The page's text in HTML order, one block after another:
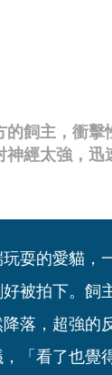
飼主，衝擊
經太強，迅
耍的愛貓，
被拍下。飼
落，超強的
「看了也覺